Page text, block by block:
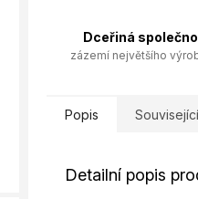
Dceřiná
zázemí největšího
Popis
Detailní popis